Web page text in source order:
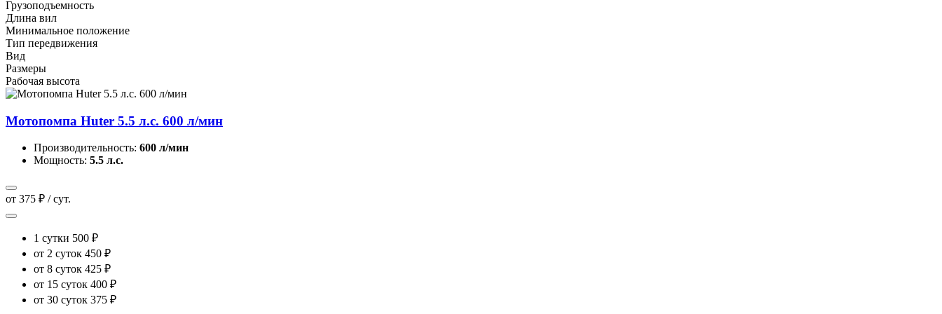
Грузоподъемность
Длина вил
Минимальное положение
Тип передвижения
Вид
Размеры
Рабочая высота
Мотопомпа Huter 5.5 л.с. 600 л/мин
Производительность: 600 л/мин
Мощность: 5.5 л.с.
от 375 ₽ / сут.
1 сутки 500 ₽
от 2 суток 450 ₽
от 8 суток 425 ₽
от 15 суток 400 ₽
от 30 суток 375 ₽